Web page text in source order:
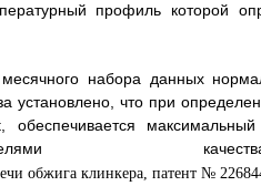
профиль которой
набора данных
что при